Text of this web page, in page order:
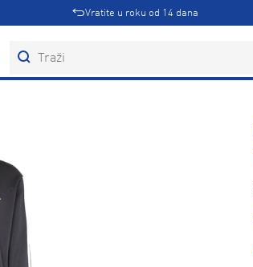
Vratite u roku od 14 dana